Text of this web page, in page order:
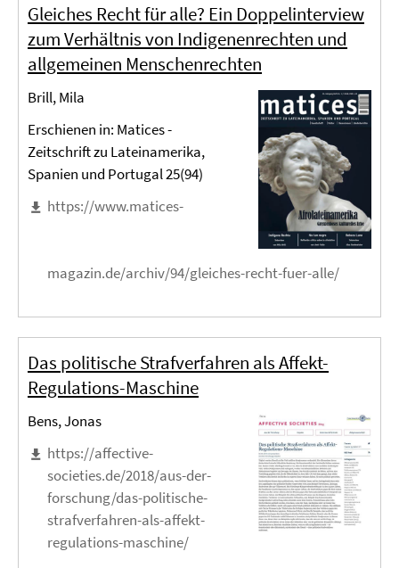
Gleiches Recht für alle? Ein Doppelinterview
zum Verhältnis von Indigenenrechten und
allgemeinen Menschenrechten
Brill, Mila
Erschienen in: Matices -
Zeitschrift zu Lateinamerika,
Spanien und Portugal 25(94)
https://www.matices-
magazin.de/archiv/94/gleiches-recht-fuer-alle/
Das politische Strafverfahren als Affekt-
Regulations-Maschine
Bens, Jonas
https://affective-
societies.de/2018/aus-der-
forschung/das-politische-
strafverfahren-als-affekt-
regulations-maschine/